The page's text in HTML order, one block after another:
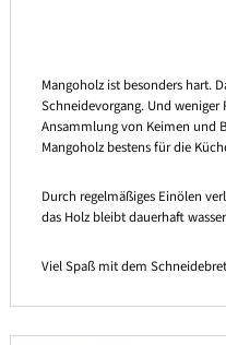
Mangoholz ist besonders hart.
Schneidevorgang. Und
Ansammlung von Keimen und
Mangoholz bestens für die
Durch regelmäßiges Einölen
das Holz bleibt dauerhaft
Viel Spaß mit dem